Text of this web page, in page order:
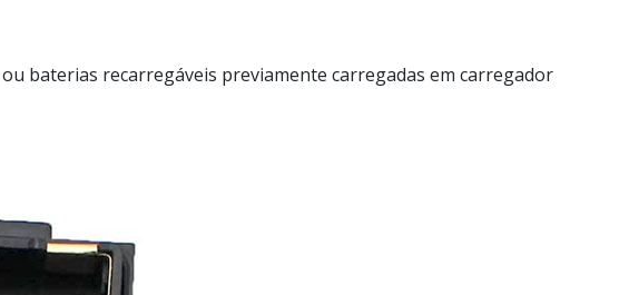
baterias recarregáveis previamente carregadas em carregador